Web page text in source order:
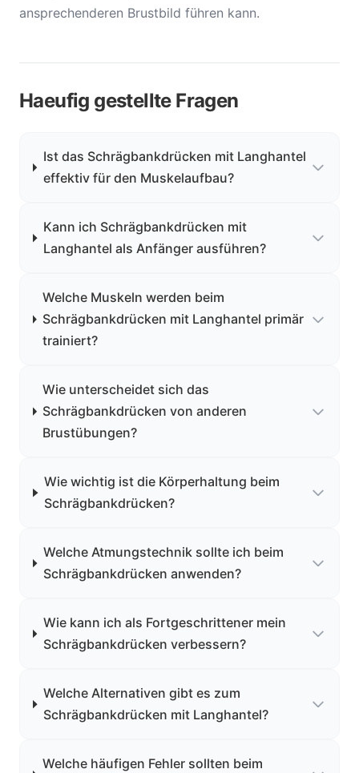
ansprechenderen Brustbild führen kann.
Haeufig gestellte Fragen
Ist das Schrägbankdrücken mit Langhantel
effektiv für den Muskelaufbau?
Kann ich Schrägbankdrücken mit
Langhantel als Anfänger ausführen?
Welche Muskeln werden beim
Schrägbankdrücken mit Langhantel primär
trainiert?
Wie unterscheidet sich das
Schrägbankdrücken von anderen
Brustübungen?
Wie wichtig ist die Körperhaltung beim
Schrägbankdrücken?
Welche Atmungstechnik sollte ich beim
Schrägbankdrücken anwenden?
Wie kann ich als Fortgeschrittener mein
Schrägbankdrücken verbessern?
Welche Alternativen gibt es zum
Schrägbankdrücken mit Langhantel?
Welche häufigen Fehler sollten beim